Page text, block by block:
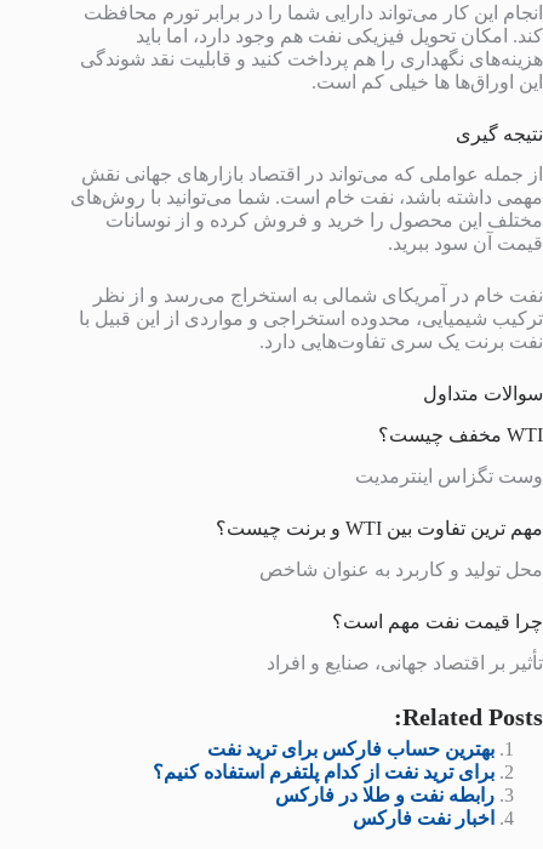
انجام این کار می‌تواند دارایی شما را در برابر تورم محافظت
کند. امکان تحویل فیزیکی نفت هم وجود دارد، اما باید
هزینه‌های نگهداری را هم پرداخت کنید و قابلیت نقد شوندگی
این اوراق‌ها ‌ها خیلی کم است.
نتیجه گیری
از جمله عواملی که می‌تواند در اقتصاد بازارهای جهانی نقش
مهمی داشته باشد، نفت خام است. شما می‌توانید با روش‌های
مختلف این محصول را خرید و فروش کرده و از نوسانات
قیمت آن سود ببرید.
نفت خام در آمریکای شمالی به استخراج می‌رسد و از نظر
ترکیب شیمیایی، محدوده استخراجی و مواردی از این قبیل با
نفت برنت یک سری تفاوت‌هایی دارد.
سوالات متداول
WTI مخفف چیست؟
وست تگزاس اینترمدیت
مهم ترین تفاوت بین WTI و برنت چیست؟
محل تولید و کاربرد به عنوان شاخص
چرا قیمت نفت مهم است؟
تأثیر بر اقتصاد جهانی، صنایع و افراد
Related Posts:
بهترین حساب فارکس برای ترید نفت
برای ترید نفت از کدام پلتفرم استفاده کنیم؟
رابطه نفت و طلا در فارکس
اخبار نفت فارکس